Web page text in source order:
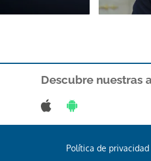
Descubre nuestras
Política de privacidad